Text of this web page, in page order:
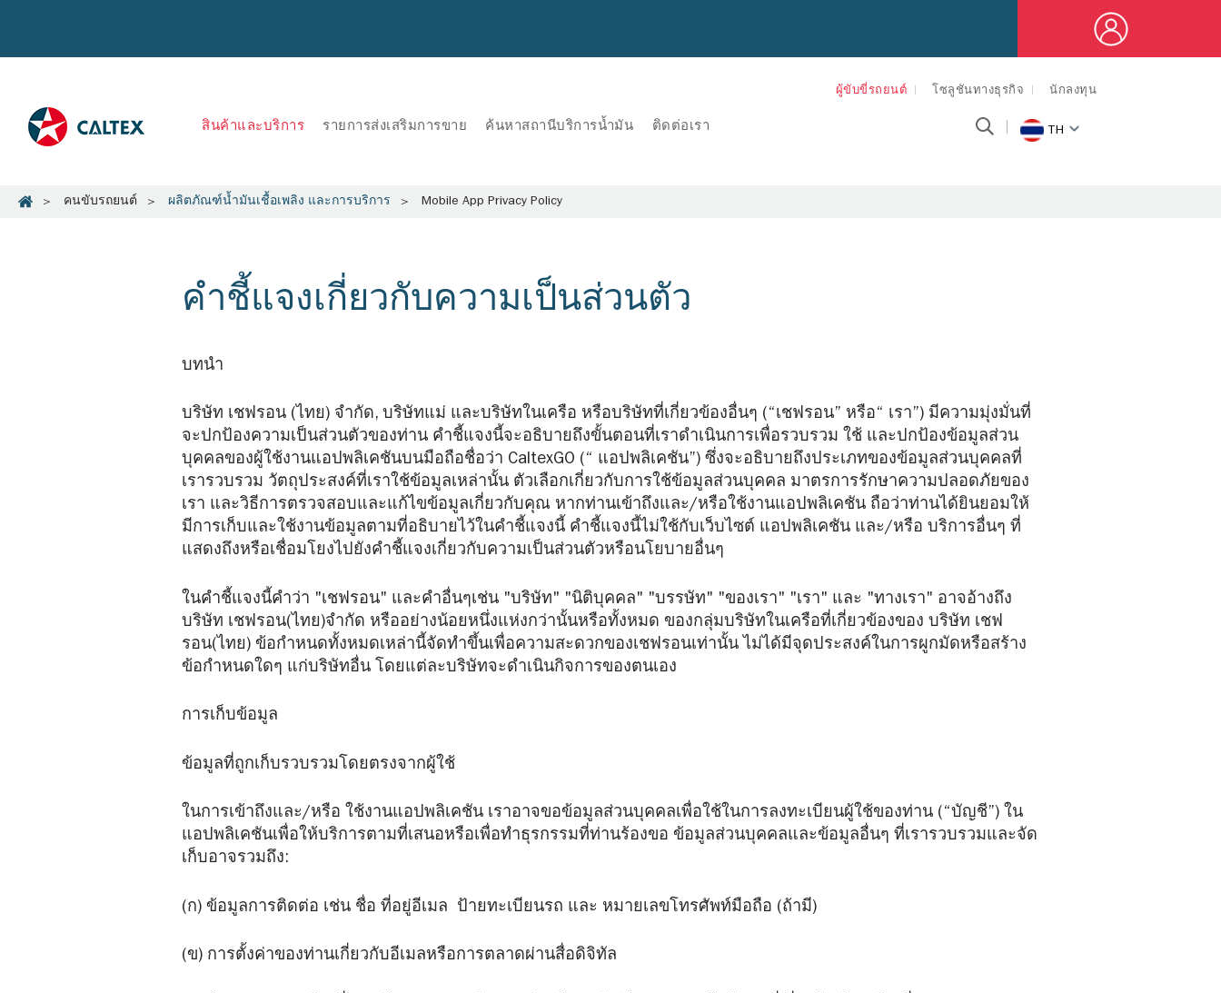
ผู้ขับขี่รถยนต์ โซลูชันทางธุรกิจ นักลงทุน
สินค้าและบริการ รายการส่งเสริมการขาย ค้นหาสถานีบริการน้ำมัน ติดต่อเรา TH
คนขับรถยนต์ ผลิตภัณฑ์น้ำมันเชื้อเพลิง และการบริการ Mobile App Privacy Policy
คำชี้แจงเกี่ยวกับความเป็นส่วนตัว
บทนำ
บริษัท เชฟรอน (ไทย) จำกัด, บริษัทแม่ และบริษัทในเครือ หรือบริษัทที่เกี่ยวข้องอื่นๆ (“เชฟรอน” หรือ“ เรา”) มีความมุ่งมั่นที่
จะปกป้องความเป็นส่วนตัวของท่าน คำชี้แจงนี้จะอธิบายถึงขั้นตอนที่เราดำเนินการเพื่อรวบรวม ใช้ และปกป้องข้อมูลส่วน
บุคคลของผู้ใช้งานแอปพลิเคชันบนมือถือชื่อว่า CaltexGO (“ แอปพลิเคชัน”) ซึ่งจะอธิบายถึงประเภทของข้อมูลส่วนบุคคลที่
เรารวบรวม วัตถุประสงค์ที่เราใช้ข้อมูลเหล่านั้น ตัวเลือกเกี่ยวกับการใช้ข้อมูลส่วนบุคคล มาตรการรักษาความปลอดภัยของ
เรา และวิธีการตรวจสอบและแก้ไขข้อมูลเกี่ยวกับคุณ หากท่านเข้าถึงและ/หรือใช้งานแอปพลิเคชัน ถือว่าท่านได้ยินยอมให้
มีการเก็บและใช้งานข้อมูลตามที่อธิบายไว้ในคำชี้แจงนี้ คำชี้แจงนี้ไม่ใช้กับเว็บไซต์ แอปพลิเคชัน และ/หรือ บริการอื่นๆ ที่
แสดงถึงหรือเชื่อมโยงไปยังคำชี้แจงเกี่ยวกับความเป็นส่วนตัวหรือนโยบายอื่นๆ
ในคำชี้แจงนี้คำว่า "เชฟรอน" และคำอื่นๆเช่น "บริษัท" "นิติบุคคล" "บรรษัท" "ของเรา" "เรา" และ "ทางเรา" อาจอ้างถึง
บริษัท เชฟรอน(ไทย)จำกัด หรืออย่างน้อยหนึ่งแห่งกว่านั้นหรือทั้งหมด ของกลุ่มบริษัทในเครือที่เกี่ยวข้องของ บริษัท เชฟ
รอน(ไทย) ข้อกำหนดทั้งหมดเหล่านี้จัดทำขึ้นเพื่อความสะดวกของเชฟรอนเท่านั้น ไม่ได้มีจุดประสงค์ในการผูกมัดหรือสร้าง
ข้อกำหนดใดๆ แก่บริษัทอื่น โดยแต่ละบริษัทจะดำเนินกิจการของตนเอง
การเก็บข้อมูล
ข้อมูลที่ถูกเก็บรวบรวมโดยตรงจากผู้ใช้
ในการเข้าถึงและ/หรือ ใช้งานแอปพลิเคชัน เราอาจขอข้อมูลส่วนบุคคลเพื่อใช้ในการลงทะเบียนผู้ใช้ของท่าน (“บัญชี”) ใน
แอปพลิเคชันเพื่อให้บริการตามที่เสนอหรือเพื่อทำธุรกรรมที่ท่านร้องขอ ข้อมูลส่วนบุคคลและข้อมูลอื่นๆ ที่เรารวบรวมและจัด
เก็บอาจรวมถึง:
(ก) ข้อมูลการติดต่อ เช่น ชื่อ ที่อยู่อีเมล ป้ายทะเบียนรถ และ หมายเลขโทรศัพท์มือถือ (ถ้ามี)
(ข) การตั้งค่าของท่านเกี่ยวกับอีเมลหรือการตลาดผ่านสื่อดิจิทัล